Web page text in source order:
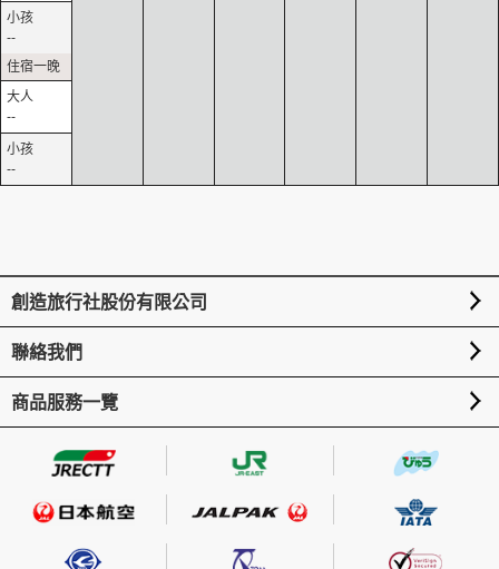
--
--
--
創造旅行社股份有限公司
聯絡我們
商品服務一覽